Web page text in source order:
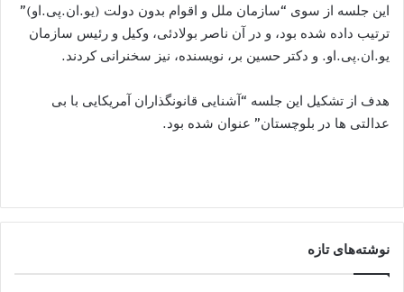
این جلسه از سوی “سازمان ملل و اقوام بدون دولت (یو.ان.پی.او)”
ترتیب داده شده بود، و در آن ناصر بولادئی، وکیل و رئیس سازمان
یو.ان.پی.او. و دکتر حسین بر، نویسنده، نیز سخنرانی کردند.
هدف از تشکیل این جلسه “آشنایی قانونگذاران آمریکایی با بی
عدالتی ها در بلوچستان” عنوان شده بود.
نوشته‌های تازه